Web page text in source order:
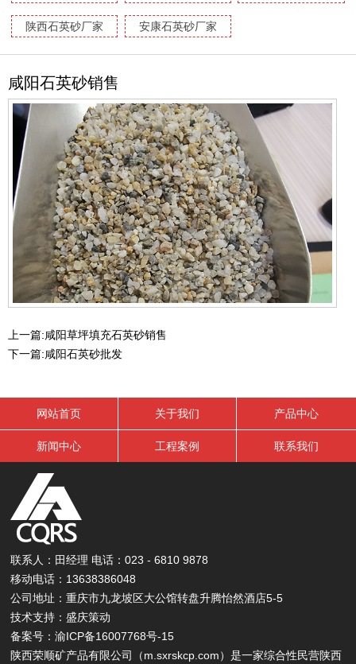
陕西石英砂厂家 安康石英砂厂家
咸阳石英砂销售
上一篇:咸阳草坪填充石英砂销售
下一篇:咸阳石英砂批发
网站首页 关于我们 产品中心
新闻中心 工程案例 联系我们
联系人：田经理 电话：023 - 6810 9878
移动电话：13638386048
公司地址：重庆市九龙坡区大公馆转盘升腾怡然酒店5-5
技术支持：盛庆策动
备案号：渝ICP备16007768号-15
陕西荣顺矿产品有限公司（m.sxrskcp.com）是一家综合性民营陕西